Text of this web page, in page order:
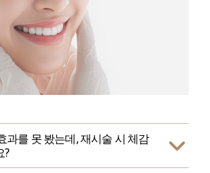
과를 못 봤는데, 재시술 시 체감
?